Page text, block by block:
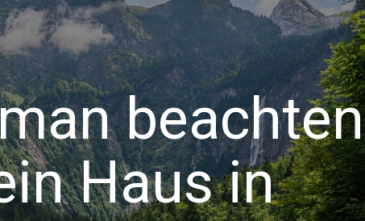
beachten
Haus in